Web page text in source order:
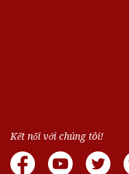
Kết nối với chúng tôi!